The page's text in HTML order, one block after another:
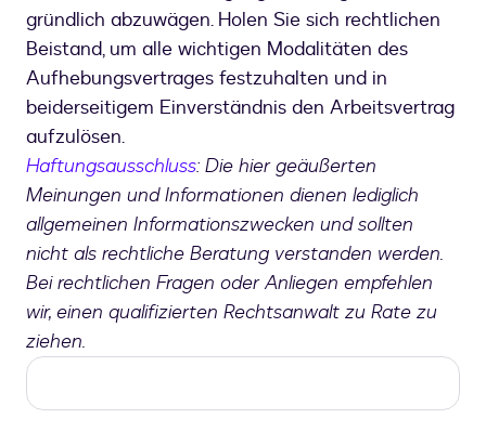
gründlich abzuwägen. Holen Sie sich rechtlichen
Beistand, um alle wichtigen Modalitäten des
Aufhebungsvertrages festzuhalten und in
beiderseitigem Einverständnis den Arbeitsvertrag
aufzulösen.
Haftungsausschluss: Die hier geäußerten
Meinungen und Informationen dienen lediglich
allgemeinen Informationszwecken und sollten
nicht als rechtliche Beratung verstanden werden.
Bei rechtlichen Fragen oder Anliegen empfehlen
wir, einen qualifizierten Rechtsanwalt zu Rate zu
ziehen.